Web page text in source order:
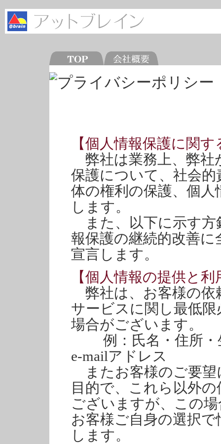
【個人情報保護に関
弊社は業務上、弊社
保護について、社会
体の権利の保護、個
します。
また、以下に示す方
報保護の継続的改善
宣言します。
【個人情報の提供と
弊社は、お客様の依
サービスに関し最低
場合がございます。
例：氏名・住所・
e-mailアドレス
またお客様のご要望
目的で、これら以外
ございますが、この
お客様ご自身の選択
します。